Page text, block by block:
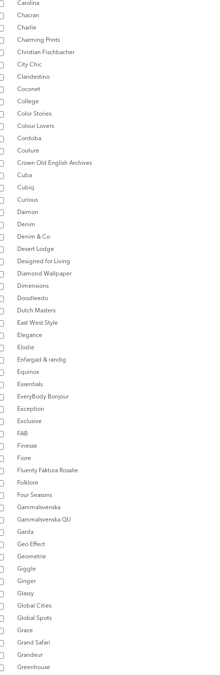
Carolina
Chacran
Charlie
Charming Prints
Christian Fischbacher
City Chic
Clandestino
Coconet
College
Color Stories
Colour Lovers
Cordoba
Couture
Crown Old English Archives
Cuba
Cubiq
Curious
Daimon
Denim
Denim & Co
Desert Lodge
Designed for Living
Diamond Wallpaper
Dimensions
Doodleedo
Dutch Masters
East West Style
Elegance
Elodie
Enfargad & randig
Equinox
Essentials
EveryBody Bonjour
Exception
Exclusive
FAB
Finesse
Fiore
Fluenty Faktura Rosalie
Folklore
Four Seasons
Gammalsvenska
Gammalsvenska QU
Garda
Geo Effect
Geometrie
Giggle
Ginger
Glassy
Global Cities
Global Spots
Grace
Grand Safari
Grandeur
Greenhouse